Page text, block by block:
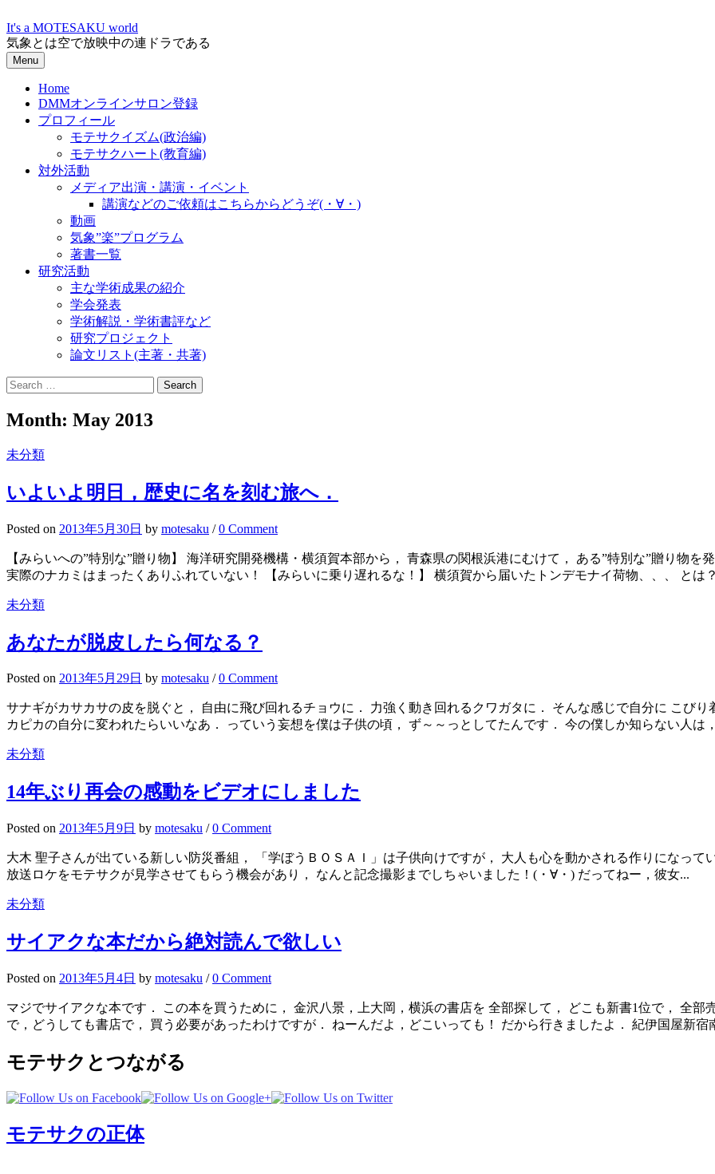
to
content
It's a MOTESAKU world
気象とは空で放映中の連ドラである
Menu
Home
DMMオンラインサロン登録
プロフィール
モテサクイズム(政治編)
モテサクハート(教育編)
対外活動
メディア出演・講演・イベント
講演などのご依頼はこちらからどうぞ(・∀・)
動画
気象”楽”プログラム
著書一覧
研究活動
主な学術成果の紹介
学会発表
学術解説・学術書評など
研究プロジェクト
論文リスト(主著・共著)
Search
for:
Month: May 2013
未分類
いよいよ明日，歴史に名を刻む旅へ．
Posted on 2013年5月30日 by motesaku /0 Comment
【みらいへの”特別な”贈り物】 海洋研究開発機構・横須賀本部から， 青森県の関根浜港にむけて， ある”特別な”贈り物
実際のナカミはまったくありふれていない！ 【みらいに乗り遅れるな！】 横須賀から届いたトンデモナイ荷物、、、 とは
未分類
あなたが脱皮したら何なる？
Posted on 2013年5月29日 by motesaku /0 Comment
サナギがカサカサの皮を脱ぐと， 自由に飛び回れるチョウに． 力強く動き回れるクワガタに． そんな感じで自分に こび
カピカの自分に変われたらいいなあ． っていう妄想を僕は子供の頃， ず～～っとしてたんです． 今の僕しか知らない人は
未分類
14年ぶり再会の感動をビデオにしました
Posted on 2013年5月9日 by motesaku /0 Comment
大木 聖子さんが出ている新しい防災番組， 「学ぼうＢＯＳＡＩ」は子供向けですが， 大人も心を動かされる作りになって
放送ロケをモテサクが見学させてもらう機会があり， なんと記念撮影までしちゃいました！(・∀・) だってねー，彼女...
未分類
サイアクな本だから絶対読んで欲しい
Posted on 2013年5月4日 by motesaku /0 Comment
マジでサイアクな本です． この本を買うために， 金沢八景，上大岡，横浜の書店を 全部探して， どこも新書1位で， 全
で，どうしても書店で， 買う必要があったわけですが． ねーんだよ，どこいっても！ だから行きましたよ． 紀伊国屋新宿
モテサクとつながる
モテサクの正体